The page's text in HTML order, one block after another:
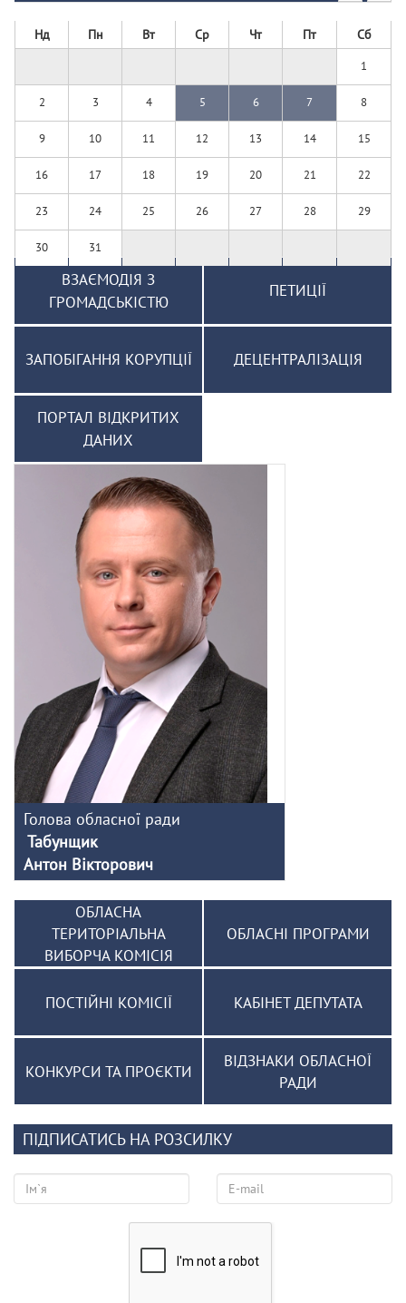
Нд Пн Вт Ср Чт Пт Сб
1
2 3 4 5 6 7 8
9 10 11 12 13 14 15
16 17 18 19 20 21 22
23 24 25 26 27 28 29
30 31
ВЗАЄМОДІЯ З
ГРОМАДСЬКІСТЮ
ПЕТИЦІЇ
ЗАПОБІГАННЯ КОРУПЦІЇ ДЕЦЕНТРАЛІЗАЦІЯ
ПОРТАЛ ВІДКРИТИХ
ДАНИХ
Голова обласної ради
Табунщик
Антон Вікторович
ОБЛАСНА
ТЕРИТОРІАЛЬНА
ВИБОРЧА КОМІСІЯ
ОБЛАСНІ ПРОГРАМИ
ПОСТІЙНІ КОМІСІЇ КАБІНЕТ ДЕПУТАТА
КОНКУРСИ ТА ПРОЄКТИ
ВІДЗНАКИ ОБЛАСНОЇ
РАДИ
ПІДПИСАТИСЬ НА РОЗСИЛКУ